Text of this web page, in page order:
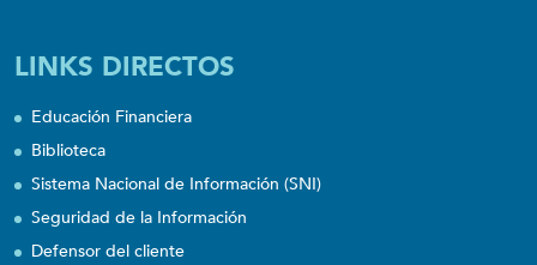
LINKS DIRECTOS
Educación Financiera
Biblioteca
Sistema Nacional de Información (SNI)
Seguridad de la Información
Defensor del cliente